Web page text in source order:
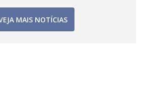
MAIS NOTÍCIAS